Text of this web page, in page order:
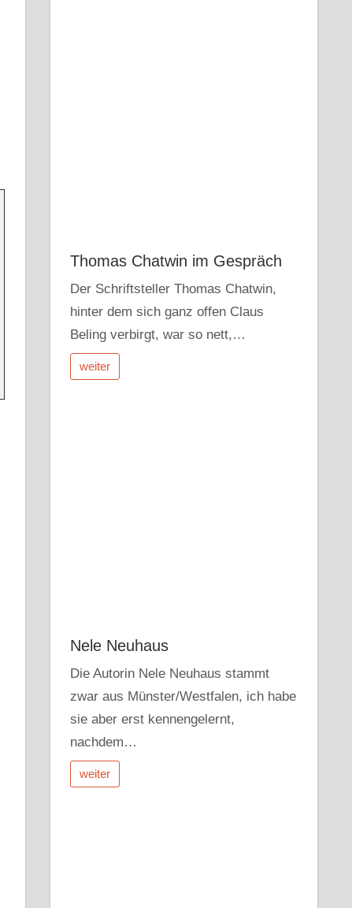
Thomas Chatwin im Gespräch
Der Schriftsteller Thomas Chatwin,
hinter dem sich ganz offen Claus
Beling verbirgt, war so nett,…
weiter
Nele Neuhaus
Die Autorin Nele Neuhaus stammt
zwar aus Münster/Westfalen, ich habe
sie aber erst kennengelernt,
nachdem…
weiter